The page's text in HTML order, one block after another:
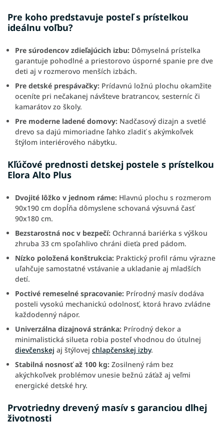
Pre koho predstavuje posteľ s prístelkou
ideálnu voľbu?
Pre súrodencov zdieľajúcich izbu: Dômyselná prístelka
garantuje pohodlné a priestorovo úsporné spanie pre dve
deti aj v rozmerovo menších izbách.
Pre detské prespávačky: Prídavnú ložnú plochu okamžite
oceníte pri nečakanej návšteve bratrancov, sesterníc či
kamarátov zo školy.
Pre moderne ladené domovy: Nadčasový dizajn a svetlé
drevo sa dajú mimoriadne ľahko zladiť s akýmkoľvek
štýlom interiérového nábytku.
Kľúčové prednosti detskej postele s prístelkou
Elora Alto Plus
Dvojité lôžko v jednom ráme: Hlavnú plochu s rozmerom
90x190 cm dopĺňa dômyslene schovaná výsuvná časť
90x180 cm.
Bezstarostná noc v bezpečí: Ochranná bariérka s výškou
zhruba 33 cm spoľahlivo chráni dieťa pred pádom.
Nízko položená konštrukcia: Praktický profil rámu výrazne
uľahčuje samostatné vstávanie a ukladanie aj mladších
detí.
Poctivé remeselné spracovanie: Prírodný masív dodáva
posteli vysokú mechanickú odolnosť, ktorá hravo zvládne
každodenný nápor.
Univerzálna dizajnová stránka: Prírodný dekor a
minimalistická silueta robia posteľ vhodnou do útulnej
dievčenskej aj štýlovej chlapčenskej izby.
Stabilná nosnosť až 100 kg: Zosilnený rám bez
akýchkoľvek problémov unesie bežnú záťaž aj veľmi
energické detské hry.
Prvotriedny drevený masív s garanciou dlhej
životnosti